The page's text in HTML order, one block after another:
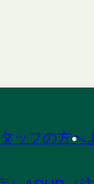
ッフの方へ